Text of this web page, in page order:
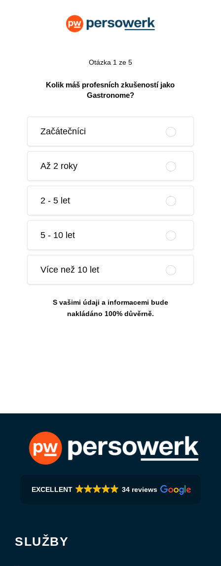
Otázka 1 ze 5
Kolik máš profesních zkušeností jako
Gastronome?
Začátečníci
Až 2 roky
2 - 5 let
5 - 10 let
Více než 10 let
S vašimi údaji a informacemi bude
nakládáno 100% důvěrně.
EXCELLENT 34 reviews
SLUŽBY